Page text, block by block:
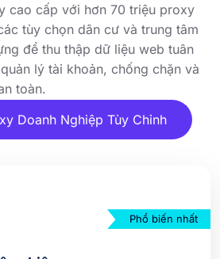
cao cấp với hơn 70 triệu proxy
tùy chọn dân cư và trung tâm
để thu thập dữ liệu web tuân
lý tài khoản, chống chặn và
toàn.
Doanh Nghiệp Tùy Chỉnh
Phổ biến nhất